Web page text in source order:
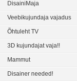
DisainiMaja
Veebikujundaja vajadus
Õhtuleht TV
3D kujundajat vaja!!
Mammut
Disainer needed!